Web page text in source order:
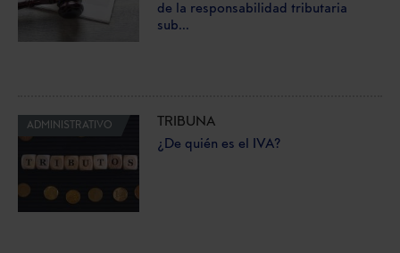
de la responsabilidad tributaria
sub...
ADMINISTRATIVO
TRIBUNA
¿De quién es el IVA?